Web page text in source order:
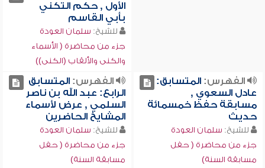
الأول , حكم التكني
بأبي القاسم
للشيخ: سلمان العودة
جزء من محاضرة ( الأسماء
والكنى والألقاب (الكنى))
الفهرس:المتسابق:
عادل السعوي ,
مسابقة حفظ خمسمائة
حديث
للشيخ: سلمان العودة
جزء من محاضرة ( حفل
مسابقة السنة)
الفهرس:المتسابق
الرابع: عبد الله بن ناصر
السلمي , عرض لأسماء
المشايخ الحاضرين
للشيخ: سلمان العودة
جزء من محاضرة ( حفل
مسابقة السنة)